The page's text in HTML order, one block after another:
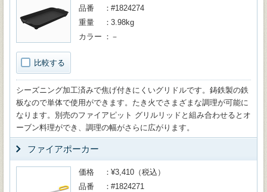
比較する
品番
#1824274
重量
3.98kg
カラー
－
シーズニング加工済みで焦げ付きにくいグリドルです。鋳鉄製の鉄
板なので単体で使用ができます。たき火でさまざまな調理が可能に
なります。別売のファイアピット グリルリッドと組み合わせるとオ
ーブン料理ができ、調理の幅がさらに広がります。
ファイアポーカー
価格
¥3,410（税込）
品番
#1824271